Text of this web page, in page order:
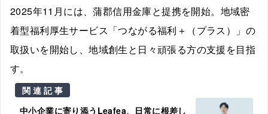
2025年11月には、蒲郡信用金庫と提携を開始。地域密
着型福利厚生サービス「つながる福利＋（プラス）」の
取扱いを開始し、地域創生と日々頑張る方の支援を目指
す。
関連記事
中小企業に寄り添うLeafea、日常に根差し